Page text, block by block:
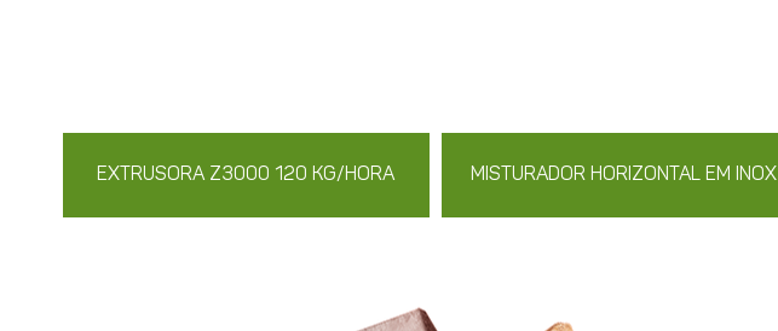
EXTRUSORA Z3000 120 KG/HORA MISTURADOR HORIZONTAL EM INOX